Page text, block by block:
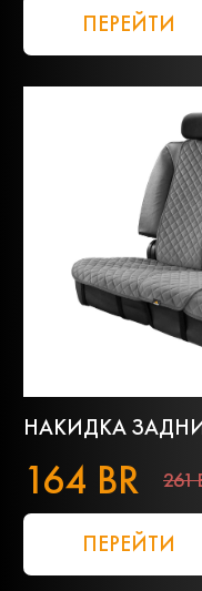
ПЕРЕЙТИ
НАКИДКА
164 BR 261
ПЕРЕЙТИ